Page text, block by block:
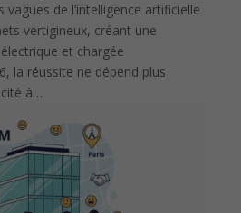
de l’intelligence artificielle
vertigineux, créant une
et chargée
la réussite ne dépend plus
à…